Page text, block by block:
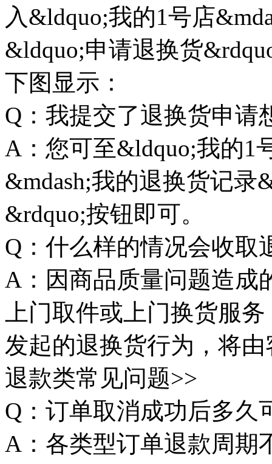
入&ldquo;我的1号店
&ldquo;申请退换货
下图显示：
Q：我提交了退换货申请
A：您可至&ldquo;我的1
&mdash;我的退换货记录
&rdquo;按钮即可。
Q：什么样的情况会收取
A：因商品质量问题造成
上门取件或上门换货服
发起的退换货行为，将
退款类常见问题>>
Q：订单取消成功后多久
A：各类型订单退款周期